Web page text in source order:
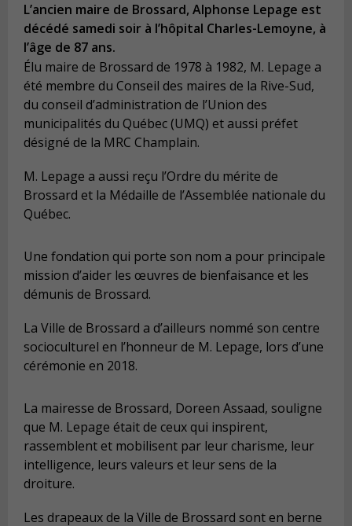
L’ancien maire de Brossard, Alphonse Lepage est
décédé samedi soir à l’hôpital Charles-Lemoyne, à
l’âge de 87 ans.
Élu maire de Brossard de 1978 à 1982, M. Lepage a
été membre du Conseil des maires de la Rive-Sud,
du conseil d’administration de l’Union des
municipalités du Québec (UMQ) et aussi préfet
désigné de la MRC Champlain.
M. Lepage a aussi reçu l’Ordre du mérite de
Brossard et la Médaille de l’Assemblée nationale du
Québec.
Une fondation qui porte son nom a pour principale
mission d’aider les œuvres de bienfaisance et les
démunis de Brossard.
La Ville de Brossard a d’ailleurs nommé son centre
socioculturel en l’honneur de M. Lepage, lors d’une
cérémonie en 2018.
La mairesse de Brossard, Doreen Assaad, souligne
que M. Lepage était de ceux qui inspirent,
rassemblent et mobilisent par leur charisme, leur
intelligence, leurs valeurs et leur sens de la
droiture.
Les drapeaux de la Ville de Brossard sont en berne